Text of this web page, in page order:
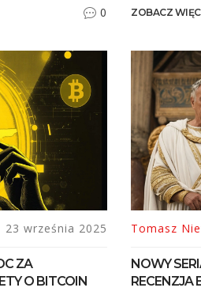
0 ZOBACZ
23 września 2025
ZA
O BITCOIN
Tomasz
NOWY
RECENZJA